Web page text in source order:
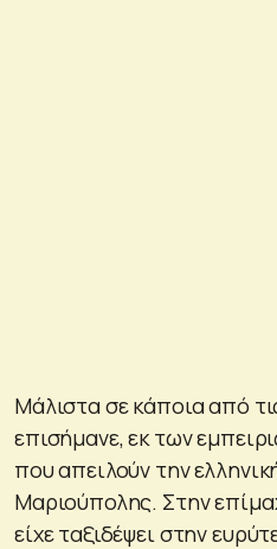
Μάλιστα σε κάποια από
επισήμανε, εκ των
που απειλούν την
Μαριούπολης. Στην
είχε ταξιδέψει στην